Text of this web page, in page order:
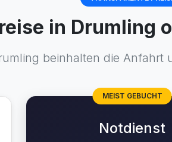
in Drumling
beinhalten die Anfahrt
MEIST GEBUCHT
Notdienst